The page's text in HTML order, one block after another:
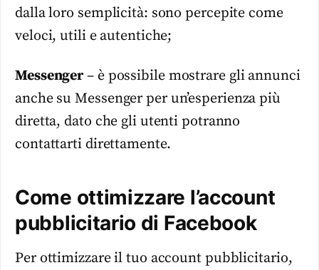
dalla loro semplicità: sono percepite come
veloci, utili e autentiche;
Messenger– è possibile mostrare gli annunci
anche su Messenger per un’esperienza più
diretta, dato che gli utenti potranno
contattarti direttamente.
Come ottimizzare l’account
pubblicitario di Facebook
Per ottimizzare il tuo account pubblicitario,